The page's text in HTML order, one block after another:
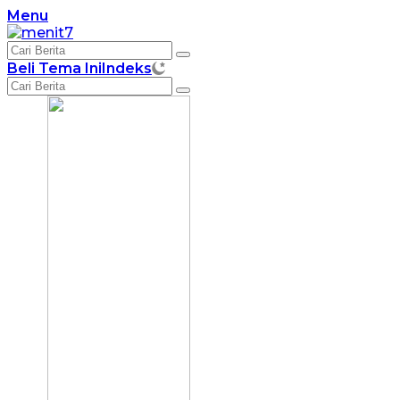
Langsung
ke
konten
Menu
Beli Tema IniIndeks